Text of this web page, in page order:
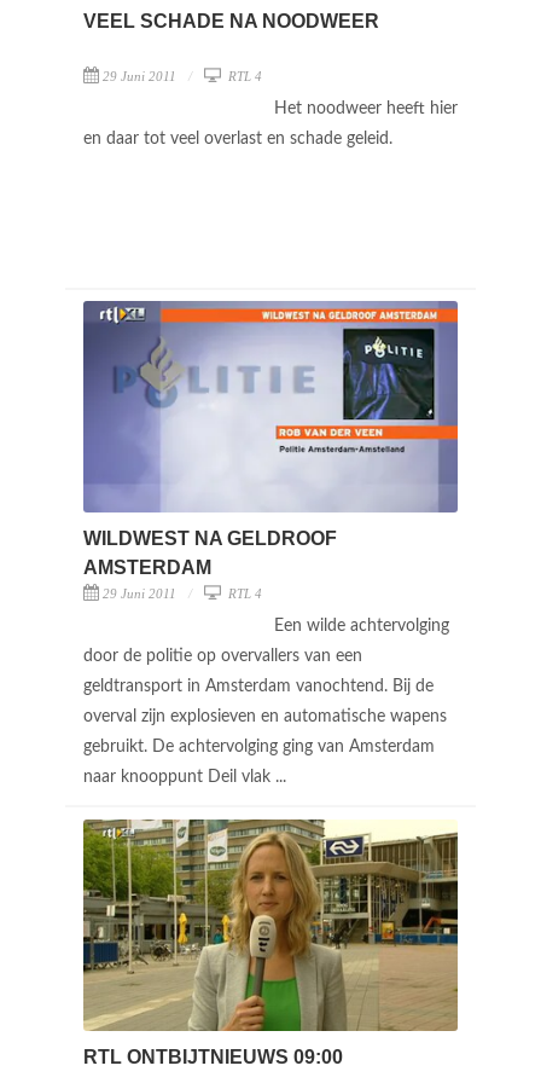
VEEL SCHADE NA NOODWEER
29 Juni 2011 RTL 4
Het noodweer heeft hier
en daar tot veel overlast en schade geleid.
WILDWEST NA GELDROOF
AMSTERDAM
29 Juni 2011 RTL 4
Een wilde achtervolging
door de politie op overvallers van een
geldtransport in Amsterdam vanochtend. Bij de
overval zijn explosieven en automatische wapens
gebruikt. De achtervolging ging van Amsterdam
naar knooppunt Deil vlak ...
RTL ONTBIJTNIEUWS 09:00